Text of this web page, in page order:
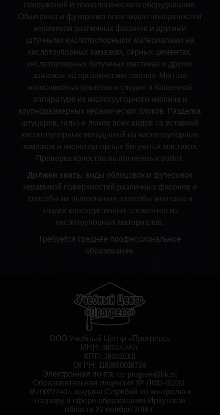
сооружений и технологического оборудования.
Облицовка и футеровка всех видов поверхностей
керамикой различных фасонов и другими
штучными кислотоупорными материалами на
кислотоупорных замазках, серных цементах,
кислотоупорных битумных мастиках и других
замазках на органических смолах. Монтаж
колосниковых решёток и сводов в башенной
аппаратуре из кислотоупорного кирпича и
крупноразмерных керамических блоков. Разделка
штуцеров, гильз и люков всех видов со вставкой
кислотоупорных вкладышей на кислотоупорных
замазках и кислотоупорных битумных мастиках.
Проверка качества выполненных работ.
Должен знать: виды облицовок и футеровок
керамикой поверхностей различных фасонов и
способы их выполнения; способы монтажа и
кладки конструктивных элементов из
кислотоупорных материалов.
Требуется среднее профессиональное
образование.
ООО Учебный Центр «Прогресс»
ИНН: 3801145927
КПП: 380101001
ОГРН: 1183850018758
Электронная почта: uc-progress@bk.ru
Образовательная лицензия № Л035-01220-
38/00227405, выдана Службой по контролю и
надзору в сфере образования Иркутской
области 27 ноября 2018 г.